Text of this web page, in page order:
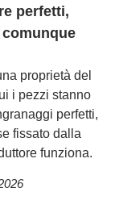
perfetti,
proprietà del
i pezzi stanno
perfetti,
fissato dalla
funziona.